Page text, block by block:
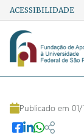
ACESSIBILIDADE
Contraste
Publicado em 01/